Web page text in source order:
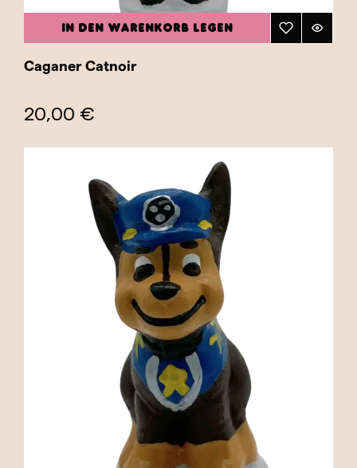
IN DEN WARENKORB LEGEN
Caganer Catnoir
20,00 €